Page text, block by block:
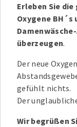
Erleben Sie
Oxygene BH´s
überzeugen.
Der neue
gefühlt nichts.
Der
Wir begrüßen